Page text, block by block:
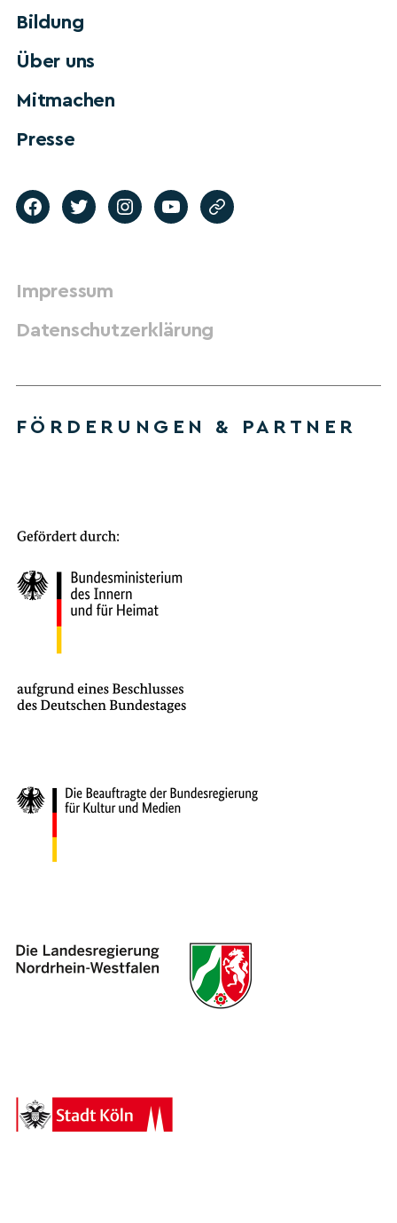
Bildung
Über uns
Mitmachen
Presse
Impressum
Datenschutzerklärung
FÖRDERUNGEN & PARTNER